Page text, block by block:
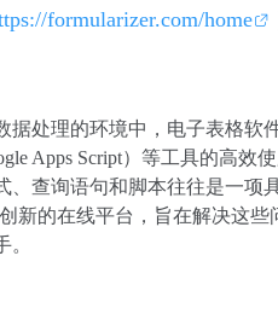
formularizer.com/home
处理的环境中，电子表格软
Apps Script）等工具的高
、查询语句和脚本往往是一项
创新的在线平台，旨在解决这